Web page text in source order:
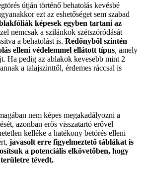
útján történő behatolás kevésbé
ezt az eshetőséget sem szabad
képesek egyben tartani az
nemcsak a szilánkok szétszóródását
a behatolást is. Redőnyből szintén
elleni védelemmel ellátott típus, amely
Ha pedig az ablakok kevesebb mint 2
a talajszinttől, érdemes ráccsal is
nem képes megakadályozni a
azonban erős visszatartó erővel
kelléke a hatékony betörés elleni
javasolt erre figyelmeztető táblákat is
a potenciális elkövetőben, hogy
tévedt.